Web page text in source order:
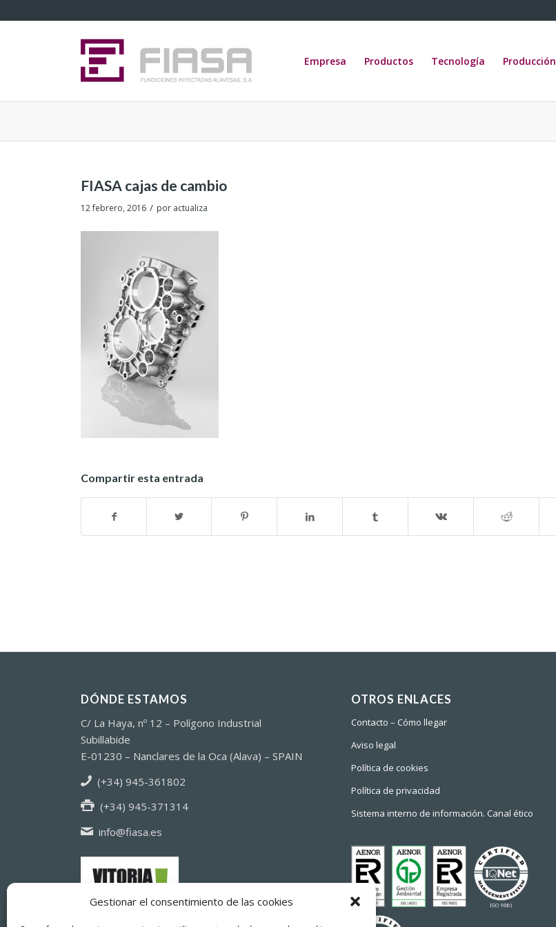
Gestionar el consentimiento de las cookies
Empresa Productos Tecnología Producción
FIASA cajas de cambio
12 febrero, 2016 / por actualiza
Compartir esta entrada
DÓNDE ESTAMOS
C/ La Haya, nº 12 – Polígono Industrial
Subillabide
E-01230 – Nanclares de la Oca (Alava) – SPAIN
(+34) 945-361802
(+34) 945-371314
info@fiasa.es
OTROS ENLACES
Contacto – Cómo llegar
Aviso legal
Política de cookies
Política de privacidad
Sistema interno de información. Canal ético